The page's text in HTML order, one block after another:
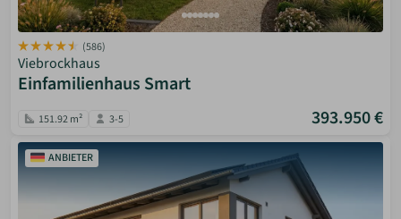
(586)
Viebrockhaus
Einfamilienhaus Smart
151.92 m² 3-5 393.950 €
ANBIETER